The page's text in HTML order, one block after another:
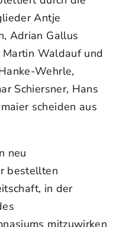
Antje
Adrian Gallus
Waldauf und
Wehrle,
Schiersner, Hans
scheiden aus
neu
bestellten
in der
mitzuwirken